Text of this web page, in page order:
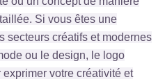
Si vous êtes une
secteurs créatifs et modernes
ou le design, le logo
votre créativité et